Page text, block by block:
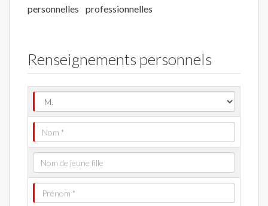
personnelles
professionnelles
Renseignements personnels